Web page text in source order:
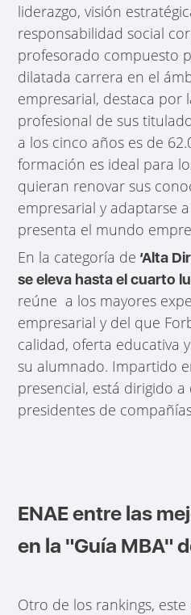
liderazgo, visión
responsabilidad social
profesorado compuesto
dilatada carrera en el
empresarial, destaca por
profesional de sus
a los cinco años es de
formación es ideal para
quieran renovar sus
empresarial y adaptarse
presenta el mundo
En la categoría de ‘Alta
se eleva hasta el cuarto
reúne a los mayores
empresarial y del que
calidad, oferta educativa
su alumnado. Impartido
presencial, está dirigido
presidentes de
ENAE entre las
en la "Guía MBA"
Otro de los rankings,